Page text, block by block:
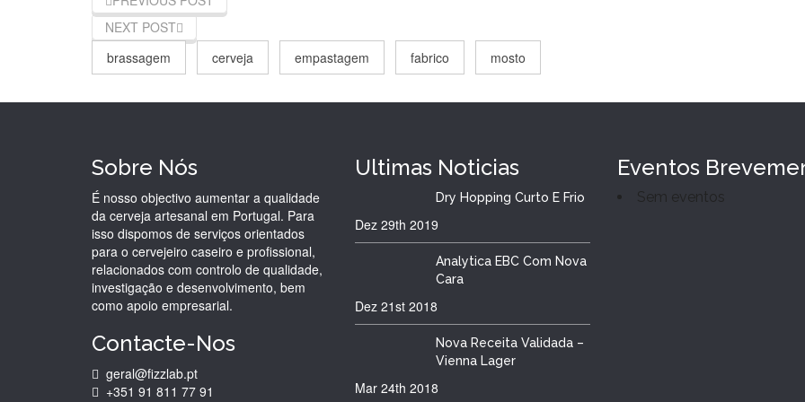
NEXT POST
brassagem
cerveja empastagem fabrico mosto
Sobre Nós
É nosso objectivo aumentar a qualidade
da cerveja artesanal em Portugal. Para
isso dispomos de serviços orientados
para o cervejeiro caseiro e profissional,
relacionados com controlo de qualidade,
investigação e desenvolvimento, bem
como apoio empresarial.
Contacte-Nos
geral@fizzlab.pt
+351 91 811 77 91
UltimasNoticias
Dry Hopping Curto E Frio
Dez 29th 2019
Analytica EBC Com Nova
Cara
Dez 21st 2018
Nova Receita Validada –
Vienna Lager
Mar 24th 2018
Eventos
Sem eventos